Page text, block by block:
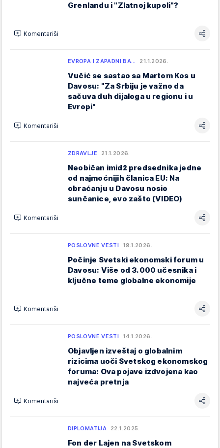
Grenlandu i "Zlatnoj kupoli"?
Komentariši
EVROPA I ZAPADNI BA… 21.1.2026.
Vučić se sastao sa Martom Kos u
Davosu: "Za Srbiju je važno da
sačuva duh dijaloga u regionu i u
Evropi"
Komentariši
ZDRAVLJE 21.1.2026.
Neobičan imidž predsednika jedne
od najmoćnijih članica EU: Na
obraćanju u Davosu nosio
sunčanice, evo zašto (VIDEO)
Komentariši
POSLOVNE VESTI 19.1.2026.
Počinje Svetski ekonomski forum u
Davosu: Više od 3.000 učesnika i
ključne teme globalne ekonomije
Komentariši
POSLOVNE VESTI 14.1.2026.
Objavljen izveštaj o globalnim
rizicima uoči Svetskog ekonomskog
foruma: Ova pojave izdvojena kao
najveća pretnja
Komentariši
DIPLOMATIJA 22.1.2025.
Fon der Lajen na Svetskom